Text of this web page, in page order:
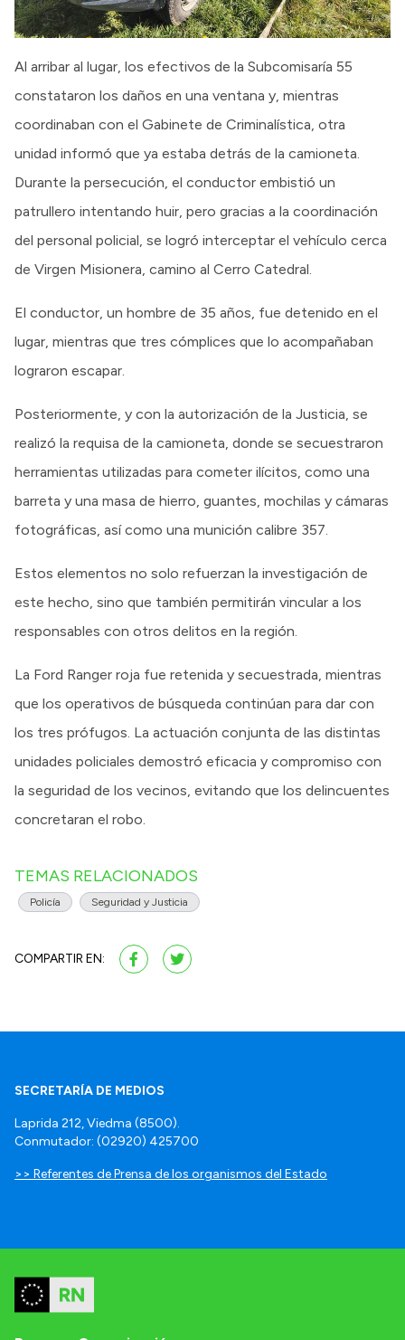
Al arribar al lugar, los efectivos de la Subcomisaría 55
constataron los daños en una ventana y, mientras
coordinaban con el Gabinete de Criminalística, otra
unidad informó que ya estaba detrás de la camioneta.
Durante la persecución, el conductor embistió un
patrullero intentando huir, pero gracias a la coordinación
del personal policial, se logró interceptar el vehículo cerca
de Virgen Misionera, camino al Cerro Catedral.
El conductor, un hombre de 35 años, fue detenido en el
lugar, mientras que tres cómplices que lo acompañaban
lograron escapar.
Posteriormente, y con la autorización de la Justicia, se
realizó la requisa de la camioneta, donde se secuestraron
herramientas utilizadas para cometer ilícitos, como una
barreta y una masa de hierro, guantes, mochilas y cámaras
fotográficas, así como una munición calibre 357.
Estos elementos no solo refuerzan la investigación de
este hecho, sino que también permitirán vincular a los
responsables con otros delitos en la región.
La Ford Ranger roja fue retenida y secuestrada, mientras
que los operativos de búsqueda continúan para dar con
los tres prófugos. La actuación conjunta de las distintas
unidades policiales demostró eficacia y compromiso con
la seguridad de los vecinos, evitando que los delincuentes
concretaran el robo.
TEMAS RELACIONADOS
Policía Seguridad y Justicia
COMPARTIR EN:
SECRETARÍA DE MEDIOS
Laprida 212, Viedma (8500).
Conmutador: (02920) 425700
>> Referentes de Prensa de los organismos del Estado